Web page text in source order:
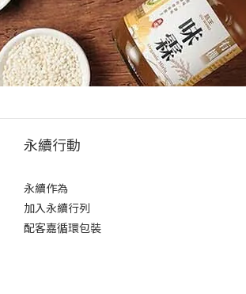
永續行動
永續作為
加入永續行列
配客嘉循環包裝